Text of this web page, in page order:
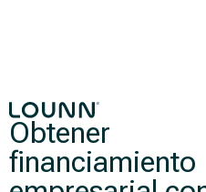
Obtener
financiamiento